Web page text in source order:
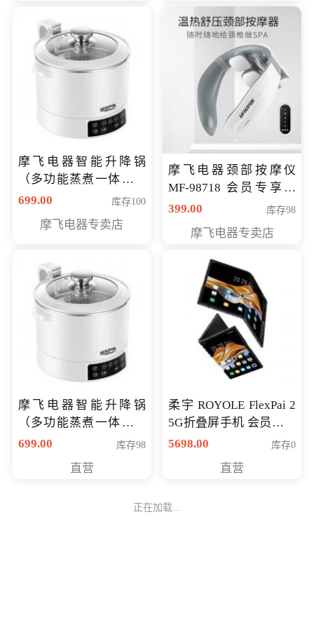
摩飞电器智能升降锅
（多功能蒸煮一体锅）
（智能升降养生锅） 会
699.00 库存100
摩飞电器专卖店
摩飞电器颈部按摩仪
MF-98718 会员专享价
299元
399.00 库存98
摩飞电器专卖店
摩飞电器智能升降锅
（多功能蒸煮一体锅）
（智能升降养生锅） 会
699.00 库存98
直营
柔宇 ROYOLE FlexPai 2
5G折叠屏手机 会员专享
购买价格 4998元
5698.00 库存0
直营
正在加载...